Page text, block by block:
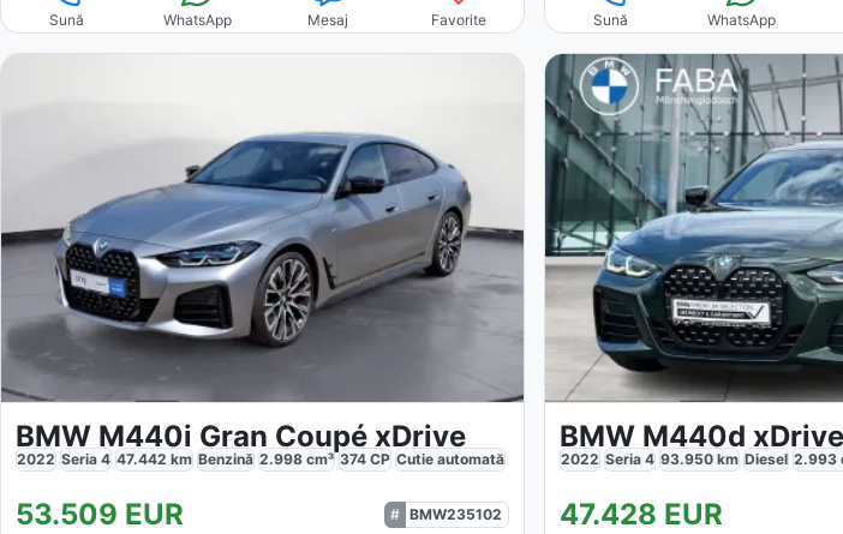
Sună WhatsApp Mesaj Favorite Sună WhatsApp
BMW M440i Gran Coupé xDrive
2022 Seria 4 47.442 km Benzină 2.998 cm³ 374 CP Cutie automată
53.509 EUR
BMW235102
BMW M440d xDrive
2022 Seria 4 93.950 km Diesel 2.993
47.428 EUR